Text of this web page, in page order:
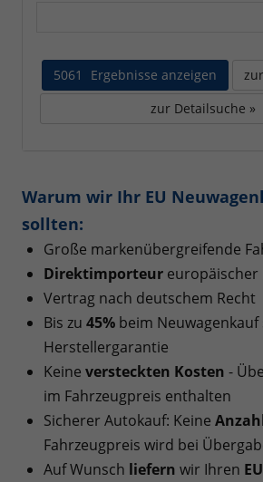
5061 Ergebnisse anzeigen
zur Detailsuche »
Warum wir Ihr EU
sollten:
Große markenübergreifende
Direktimporteur europäischer
Vertrag nach deutschem Recht
Bis zu 45% beim
Herstellergarantie
Keine versteckten Kosten -
im Fahrzeugpreis enthalten
Sicherer Autokauf: Keine
Fahrzeugpreis wird bei
Auf Wunsch liefern wir Ihren